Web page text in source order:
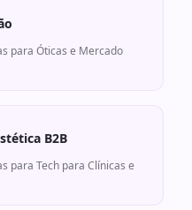
para Óticas e Mercado
B2B
para Tech para Clínicas e